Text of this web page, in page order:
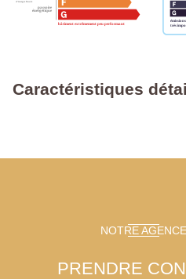
Caractéristiques
NOTRE AGENCE
PRENDRE